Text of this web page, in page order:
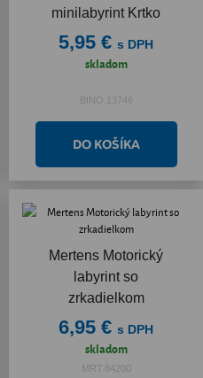
minilabyrint Krtko
5,95 € s DPH
skladom
BINO.13746
Mertens Motorický
labyrint so
zrkadielkom
6,95 € s DPH
skladom
MRT.84200